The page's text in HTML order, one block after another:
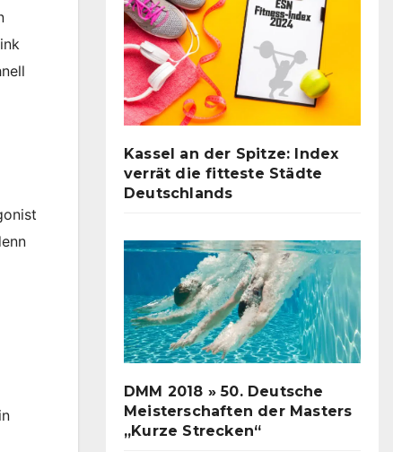
Kassel an der Spitze: Index
verrät die fitteste Städte
Deutschlands
DMM 2018 » 50. Deutsche
Meisterschaften der Masters
„Kurze Strecken“